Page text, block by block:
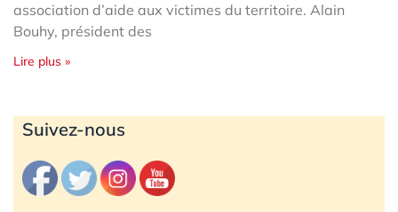
association d’aide aux victimes du territoire. Alain
Bouhy, président des
Lire plus »
Suivez-nous
Archives